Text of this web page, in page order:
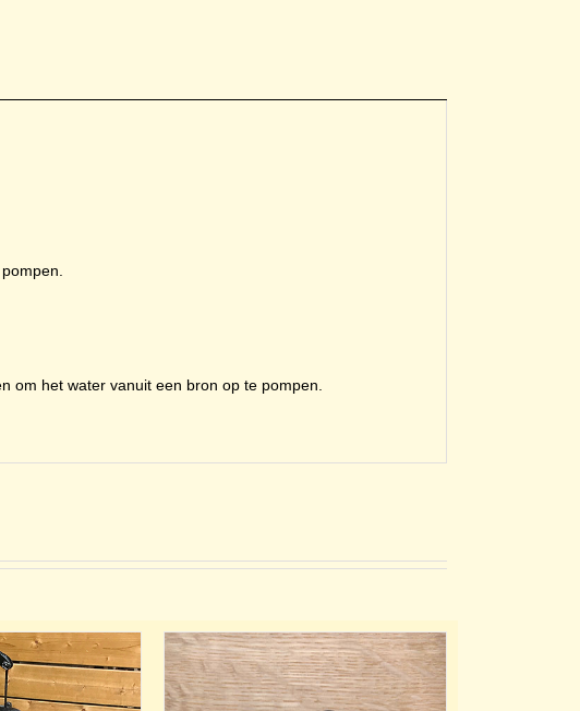
om het water vanuit een bron op te pompen.